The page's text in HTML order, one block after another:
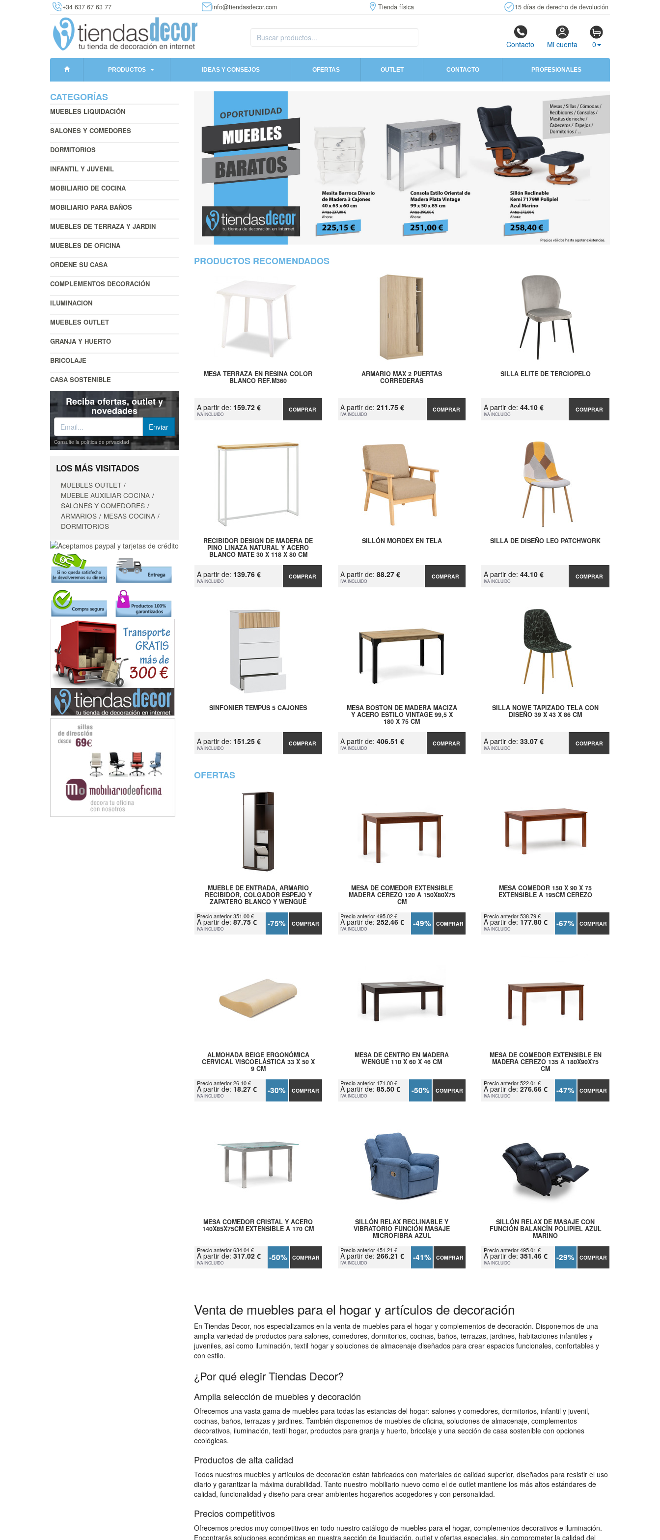
+34 637 67 63 77 info@tiendasdecor.com Tienda física 15 días de derecho de devolución
Contacto Mi cuenta 0
PRODUCTOS IDEAS Y CONSEJOS OFERTAS OUTLET CONTACTO PROFESIONALES
CATEGORÍAS
MUEBLES LIQUIDACIÓN
SALONES Y COMEDORES
DORMITORIOS
INFANTIL Y JUVENIL
MOBILIARIO DE COCINA
MOBILIARIO PARA BAÑOS
MUEBLES DE TERRAZA Y JARDIN
MUEBLES DE OFICINA
ORDENE SU CASA
COMPLEMENTOS DECORACIÓN
ILUMINACION
MUEBLES OUTLET
GRANJA Y HUERTO
BRICOLAJE
CASA SOSTENIBLE
Reciba ofertas, outlet y
novedades
Consulte la política de privacidad
LOS MÁS VISITADOS
MUEBLES OUTLET
MUEBLE AUXILIAR COCINA
SALONES Y COMEDORES
ARMARIOS
MESAS COCINA
DORMITORIOS
PRODUCTOS RECOMENDADOS
MESA TERRAZA EN RESINA COLOR
BLANCO REF.M360
A partir de: 159.72 €
IVA INCLUIDO
COMPRAR
ARMARIO MAX 2 PUERTAS
CORREDERAS
A partir de: 211.75 €
IVA INCLUIDO
COMPRAR
SILLA ELITE DE TERCIOPELO
A partir de:44.10 €
IVA INCLUIDO
COMPRAR
RECIBIDOR DESIGN DE MADERA DE
PINO LINAZA NATURAL Y ACERO
BLANCO MATE 30 X 118 X 80 CM
A partir de: 139.76 €
IVA INCLUIDO
COMPRAR
SILLÓN MORDEX EN TELA
A partir de: 88.27 €
IVA INCLUIDO
COMPRAR
SILLA DE DISEÑO LEO PATCHWORK
A partir de:44.10 €
IVA INCLUIDO
COMPRAR
SINFONIER TEMPUS 5 CAJONES
A partir de: 151.25 €
IVA INCLUIDO
COMPRAR
MESA BOSTON DE MADERA MACIZA
Y ACERO ESTILO VINTAGE 99,5 X
180 X 75 CM
A partir de: 406.51 €
IVA INCLUIDO
COMPRAR
SILLA NOWE TAPIZADO TELA CON
DISEÑO 39 X 43 X 86 CM
A partir de:33.07 €
IVA INCLUIDO
COMPRAR
OFERTAS
MUEBLE DE ENTRADA, ARMARIO
RECIBIDOR, COLGADOR ESPEJO Y
ZAPATERO BLANCO Y WENGUÉ
Precio anterior 351.00 €
A partir de: 87.75 €
IVA INCLUIDO -75% COMPRAR
MESA DE COMEDOR EXTENSIBLE
MADERA CEREZO 120 A 150X80X75
CM
Precio anterior 495.02 €
A partir de: 252.46 €
IVA INCLUIDO -49% COMPRAR
MESA COMEDOR 150 X 90 X 75
EXTENSIBLE A 195CM CEREZO
Precio anterior 538.79 €
A partir de: 177.80 €
IVA INCLUIDO -67% COMPRAR
ALMOHADA BEIGE ERGONÓMICA
CERVICAL VISCOELÁSTICA 33 X 50 X
9 CM
Precio anterior 26.10 €
A partir de: 18.27 €
IVA INCLUIDO -30% COMPRAR
MESA DE CENTRO EN MADERA
WENGUÉ 110 X 60 X 46 CM
Precio anterior 171.00 €
A partir de: 85.50 €
IVA INCLUIDO -50% COMPRAR
MESA DE COMEDOR EXTENSIBLE EN
MADERA CEREZO 135 A 180X90X75
CM
Precio anterior 522.01 €
A partir de:276.66 €
IVA INCLUIDO -47% COMPRAR
MESA COMEDOR CRISTAL Y ACERO
140X85X75CM EXTENSIBLE A 170 CM
Precio anterior 634.04 €
A partir de: 317.02 €
IVA INCLUIDO -50% COMPRAR
SILLÓN RELAX RECLINABLE Y
VIBRATORIO FUNCIÓN MASAJE
MICROFIBRA AZUL
Precio anterior 451.21 €
A partir de: 266.21 €
IVA INCLUIDO -41% COMPRAR
SILLÓN RELAX DE MASAJE CON
FUNCIÓN BALANCÍN POLIPIEL AZUL
MARINO
Precio anterior 495.01 €
A partir de:351.46 €
IVA INCLUIDO -29% COMPRAR
Venta de muebles para el hogar y artículos de decoración
En Tiendas Decor, nos especializamos en la venta de muebles para el hogar y complementos de decoración. Disponemos de una
amplia variedad de productos para salones, comedores, dormitorios, cocinas, baños, terrazas, jardines, habitaciones infantiles y
juveniles, así como iluminación, textil hogar y soluciones de almacenaje diseñados para crear espacios funcionales, confortables y
con estilo.
¿Por qué elegir Tiendas Decor?
Amplia selección de muebles y decoración
Ofrecemos una vasta gama de muebles para todas las estancias del hogar: salones y comedores, dormitorios, infantil y juvenil,
cocinas, baños, terrazas y jardines. También disponemos de muebles de oficina, soluciones de almacenaje, complementos
decorativos, iluminación, textil hogar, productos para granja y huerto, bricolaje y una sección de casa sostenible con opciones
ecológicas.
Productos de alta calidad
Todos nuestros muebles y artículos de decoración están fabricados con materiales de calidad superior, diseñados para resistir el uso
diario y garantizar la máxima durabilidad. Tanto nuestro mobiliario nuevo como el de outlet mantiene los más altos estándares de
calidad, funcionalidad y diseño para crear ambientes hogareños acogedores y con personalidad.
Precios competitivos
Ofrecemos precios muy competitivos en todo nuestro catálogo de muebles para el hogar, complementos decorativos e iluminación.
Encontrarás soluciones económicas en nuestra sección de liquidación, outlet y ofertas especiales, sin comprometer la calidad del